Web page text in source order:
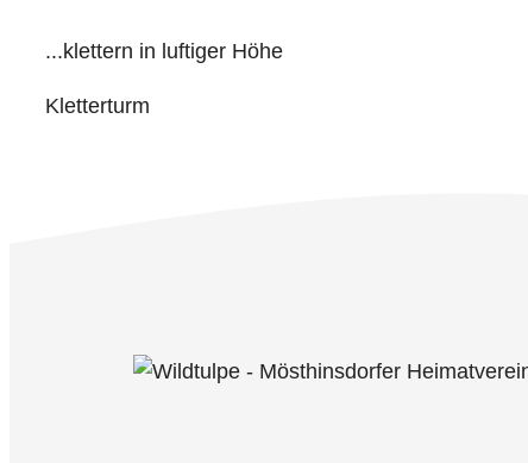
...klettern in luftiger Höhe
Kletterturm